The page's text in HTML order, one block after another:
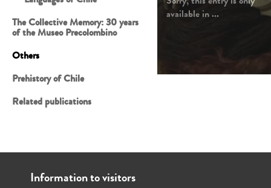
The Collective Memory: 30 years
of the Museo Precolombino
Others
Prehistory of Chile
Related publications
...
available in...
Information to visitors